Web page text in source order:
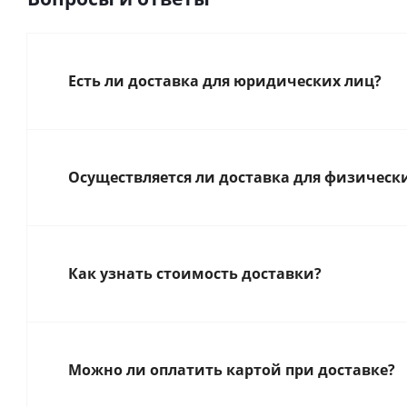
Есть ли доставка для юридических лиц?
Осуществляется ли доставка для
Как узнать стоимость доставки?
Можно ли оплатить картой при доставке?